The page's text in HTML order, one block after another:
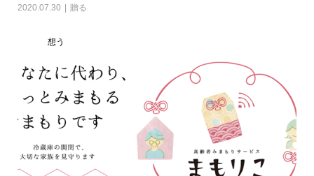
2020.07.30 贈る
想う